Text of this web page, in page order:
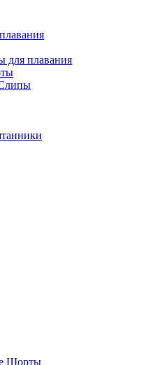
плавания
Шорты